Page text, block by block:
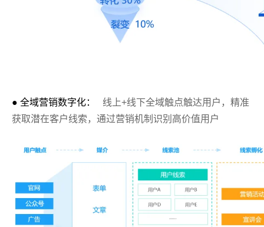
● 全域营销数字化：
线上+线下全域触点触达用户，精准
获取潜在客户线索，通过营销机制识别高价值用户